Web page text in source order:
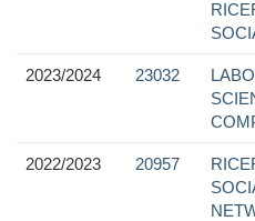
2023/2024 23032
2022/2023 20957